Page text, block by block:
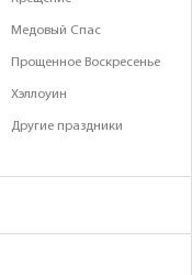
Медовый Спас
Прощенное Воскресенье
Хэллоуин
Другие праздники